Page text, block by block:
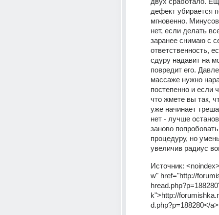
дефект убирается
мгновенно.
нет, если делать
заранее снимаю с
ответственность,
сдуру надавит на
повредит его.
массаже нужно
постепенно и если
что жмете вы так,
уже начинает
нет - лучше
заново
процедуру, но
увеличив радиус
Источник:
w" href="http://
k">http://
d.php?p=188280</